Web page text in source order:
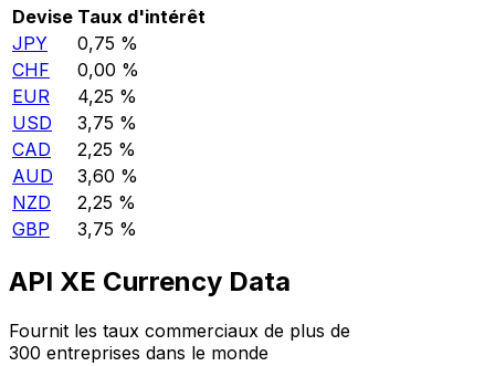
Devise Taux d'intérêt
JPY
0,75 %
CHF
0,00 %
EUR
4,25 %
USD
3,75 %
CAD
2,25 %
AUD
3,60 %
NZD
2,25 %
GBP
3,75 %
API XE Currency Data
Fournit les taux commerciaux de plus de
300 entreprises dans le monde